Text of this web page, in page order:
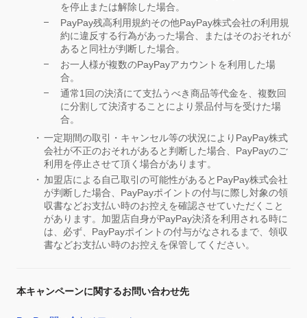
を停止または解除した場合。
PayPay残高利用規約その他PayPay株式会社の利用規
約に違反する行為があった場合、またはそのおそれが
あると同社が判断した場合。
お一人様が複数のPayPayアカウントを利用した場
合。
通常1回の決済にて支払うべき商品等代金を、複数回
に分割して決済することにより景品付与を受けた場
合。
一定期間の取引・キャンセル等の状況によりPayPay株式
会社が不正のおそれがあると判断した場合、PayPayのご
利用を停止させて頂く場合があります。
加盟店による自己取引の可能性があるとPayPay株式会社
が判断した場合、PayPayポイントの付与に際し対象の領
収書などお支払い時のお控えを確認させていただくこと
があります。加盟店自身がPayPay決済を利用される時に
は、必ず、PayPayポイントの付与がなされるまで、領収
書などお支払い時のお控えを保管してください。
本キャンペーンに関するお問い合わせ先